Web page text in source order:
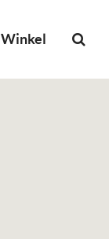
Winkel